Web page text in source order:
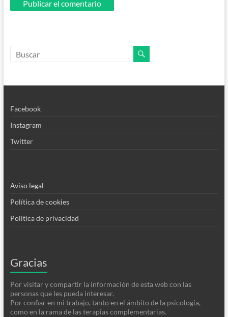
Facebook
Instagram
Twitter
Aviso legal
Política de cookies
Política de privacidad
Gracias
Por visitar y compartir la información de esta web con las
personas que les pueda interesar.
Por confiar en mi trabajo, tanto en el ámbito de la psicología,
como en la rama de las terapias complementarias.